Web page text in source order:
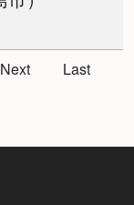
Next
Last